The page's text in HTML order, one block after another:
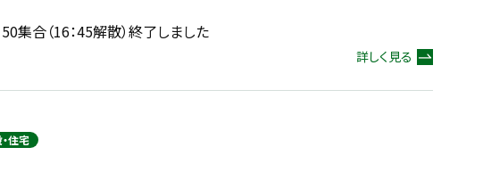
集合（16：45解散）終了しました
詳しく見る
住宅